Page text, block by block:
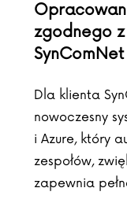
zgodnego
SynComNet
Dla klienta
nowoczesny
i Azure, który
zespołów,
zapewnia